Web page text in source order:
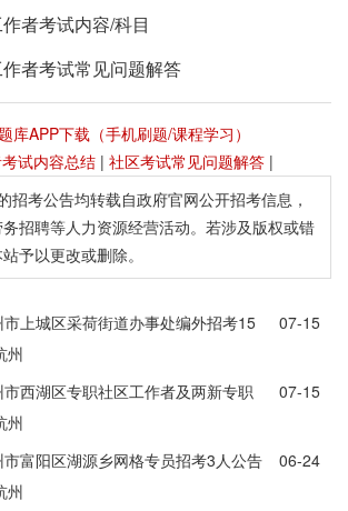
者考试内容/科目
者考试常见问题解答
库APP下载（手机刷题/课程学习）
试内容总结 | 社区考试常见问题解答 |
招考公告均转载自政府官网公开招考信息，
招聘等人力资源经营活动。若涉及版权或错
予以更改或删除。
市上城区采荷街道办事处编外招考15
07-15
州
市西湖区专职社区工作者及两新专职
告
07-15
州
市富阳区湖源乡网格专员招考3人公告
06-24
州